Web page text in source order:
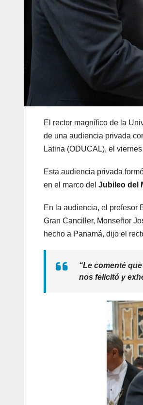
El rector magnífico de la
de una audiencia privada
Latina (ODUCAL), el
Esta audiencia privada
en el marco del Jubileo del
En la audiencia, el profesor
Gran Canciller, Monseñor
hecho a Panamá, dijo el
“Le comenté
nos felicitó y